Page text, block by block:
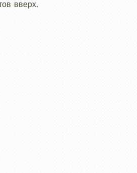
вверх.